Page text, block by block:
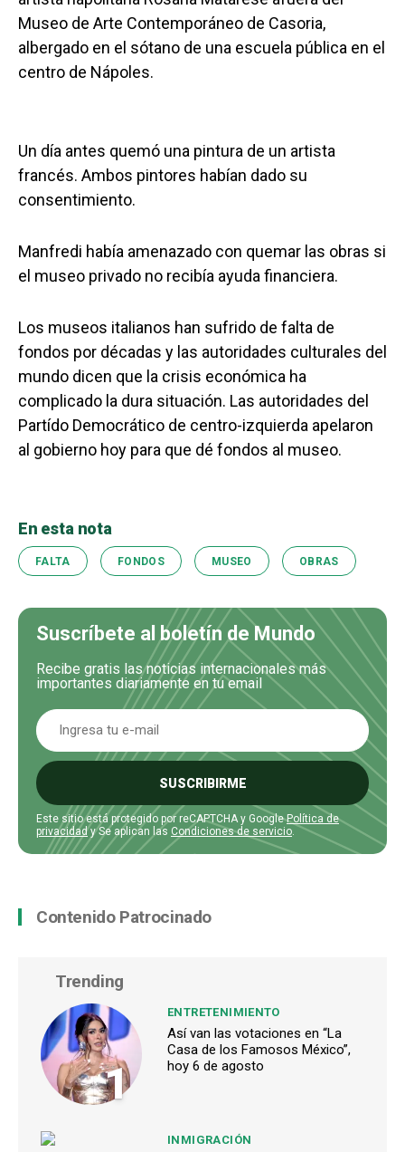
Museo de Arte Contemporáneo de Casoria,
albergado en el sótano de una escuela pública en el
centro de Nápoles.
Un día antes quemó una pintura de un artista
francés. Ambos pintores habían dado su
consentimiento.
Manfredi había amenazado con quemar las obras si
el museo privado no recibía ayuda financiera.
Los museos italianos han sufrido de falta de
fondos por décadas y las autoridades culturales del
mundo dicen que la crisis económica ha
complicado la dura situación. Las autoridades del
Partído Democrático de centro-izquierda apelaron
al gobierno hoy para que dé fondos al museo.
En esta nota
FALTA FONDOS MUSEO OBRAS
Suscríbete al boletín de Mundo
Recibe gratis las noticias internacionales más
importantes diariamente en tu email
SUSCRIBIRME
Este sitio está protegido por reCAPTCHA y GooglePolítica de
privacidady Se aplican las Condiciones de servicio.
Contenido Patrocinado
Trending
1
ENTRETENIMIENTO
Así van las votaciones en “La
Casa de los Famosos México”,
hoy 6 de agosto
INMIGRACIÓN